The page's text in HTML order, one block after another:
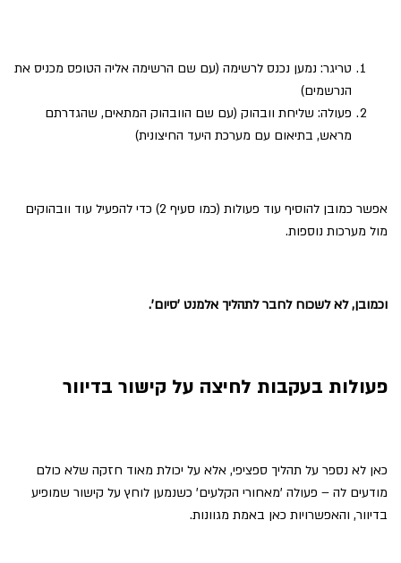
טריגר: נמען נכנס לרשימה (עם שם הרשימה אליה הטופס מכניס את
הנרשמים)
פעולה: שליחת וובהוק (עם שם הוובהוק המתאים, שהגדרתם
מראש, בתיאום עם מערכת היעד החיצונית)
אפשר כמובן להוסיף עוד פעולות (כמו סעיף 2) כדי להפעיל עוד וובהוקים
מול מערכות נוספות.
וכמובן, לא לשכוח לחבר לתהליך אלמנט 'סיום'.
פעולות בעקבות לחיצה על קישור בדיוור
כאן לא נספר על תהליך ספציפי, אלא על יכולת מאוד חזקה שלא כולם
מודעים לה – פעולה 'מאחורי הקלעים' כשנמען לוחץ על קישור שמופיע
בדיוור, והאפשרויות כאן באמת מגוונות.